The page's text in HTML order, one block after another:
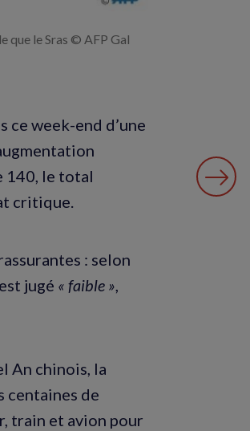
que le Sras © AFP Gal
ce week-end d’une
140, le total
critique.
: selon
jugé « faible »
An chinois, la
centaines de
train et avion pour